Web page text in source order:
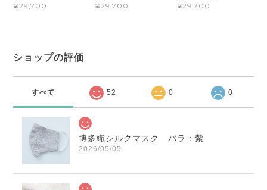
¥29,700
¥29,700
¥29,700
ショップの評価
すべて 52 0 0
博多織シルクマスク バラ：紫
2026/05/05